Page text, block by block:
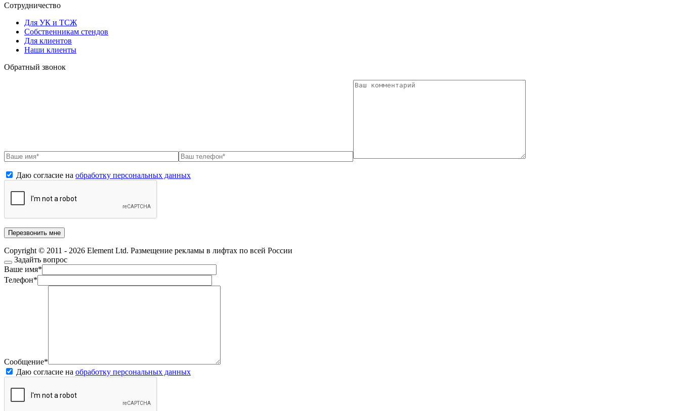
Сотрудничество
Для УК и ТСЖ
Собственникам стендов
Для клиентов
Наши клиенты
Обратный звонок
Даю согласие на обработку персональных данных
Copyright © 2011 - 2026 Element Ltd. Размещение рекламы в лифтах по всей России
Задайть вопрос
Ваше имя*
Телефон*
Сообщение*
Даю согласие на обработку персональных данных